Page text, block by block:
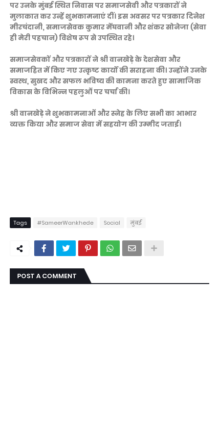
पर उनके मुंबई स्थित निवास पर समाजसेवी और पत्रकारों ने
मुलाकात कर उन्हें शुभकामनाएं दीं। इस अवसर पर पत्रकार दिनेश
मीरचंदानी, समाजसेवक कुमार मेंघवानी और शंकर सोनेजा (सेवा
ही मेरी पहचान) विशेष रूप से उपस्थित रहे।
समाजसेवकों और पत्रकारों ने श्री वानखेड़े के देशसेवा और
समाजहित में किए गए उत्कृष्ट कार्यों की सराहना की। उन्होंने उनके
स्वस्थ, सुखद और सफल भविष्य की कामना करते हुए सामाजिक
विकास के विभिन्न पहलुओं पर चर्चा की।
श्री वानखेड़े ने शुभकामनाओं और स्नेह के लिए सभी का आभार
व्यक्त किया और समाज सेवा में सहयोग की उम्मीद जताई।
Tags #SameerWankhede Social मुंबई
POST A COMMENT